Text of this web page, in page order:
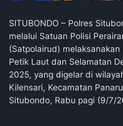
SITUBONDO – Polres
melalui Satuan Polisi
(Satpolairud)
Petik Laut dan Selamatan
2025, yang digelar di
Kilensari, Kecamatan
Situbondo, Rabu pagi (9/7/